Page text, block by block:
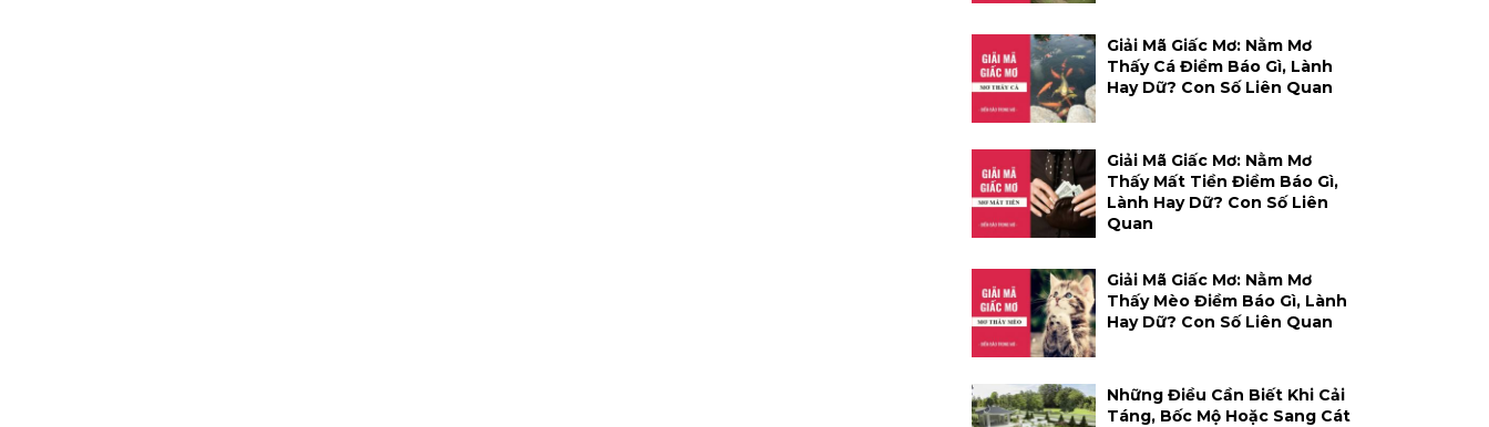
Giải Mã Giấc Mơ: Nằm Mơ
Thấy Cá Điềm Báo Gì, Lành
Hay Dữ? Con Số Liên Quan
Giải Mã Giấc Mơ: Nằm Mơ
Thấy Mất Tiền Điềm Báo Gì,
Lành Hay Dữ? Con Số Liên
Quan
Giải Mã Giấc Mơ: Nằm Mơ
Thấy Mèo Điềm Báo Gì, Lành
Hay Dữ? Con Số Liên Quan
Những Điều Cần Biết Khi Cải
Táng, Bốc Mộ Hoặc Sang Cát